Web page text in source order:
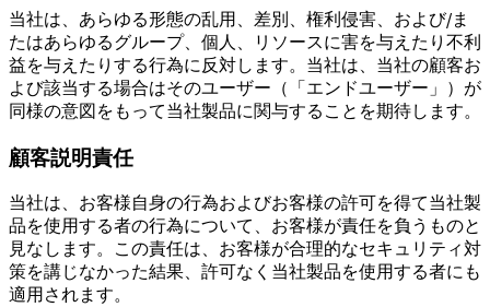
当社は、あらゆる形態の乱用、差別、権利侵害、および/ま
たはあらゆるグループ、個人、リソースに害を与えたり不利
益を与えたりする行為に反対します。当社は、当社の顧客お
よび該当する場合はそのユーザー（「エンドユーザー」）が
同様の意図をもって当社製品に関与することを期待します。
顧客説明責任
当社は、お客様自身の行為およびお客様の許可を得て当社製
品を使用する者の行為について、お客様が責任を負うものと
見なします。この責任は、お客様が合理的なセキュリティ対
策を講じなかった結果、許可なく当社製品を使用する者にも
適用されます。